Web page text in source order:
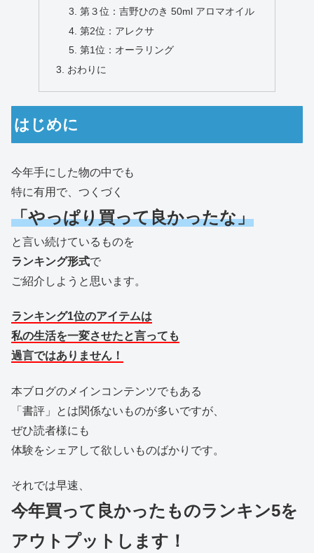
第３位：吉野ひのき 50ml アロマオイル
第2位：アレクサ
第1位：オーラリング
おわりに
はじめに
今年手にした物の中でも
特に有用で、つくづく
「やっぱり買って良かったな」
と言い続けているものを
ランキング形式で
ご紹介しようと思います。
ランキング1位のアイテムは
私の生活を一変させたと言っても
過言ではありません！
本ブログのメインコンテンツでもある
「書評」とは関係ないものが多いですが、
ぜひ読者様にも
体験をシェアして欲しいものばかりです。
それでは早速、
今年買って良かったものランキン5を
アウトプットします！